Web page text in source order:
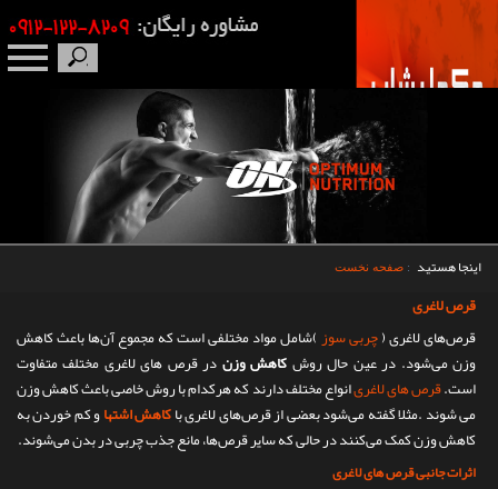
محصولات
مقالات
اینجا هستید : صفحه نخست
قرص لاغری
قرص‌های لاغری (چربی سوز)شامل مواد مختلفی است که مجموع آن‌ها باعث کاهش
وزن می‌شود. در عین حال روشکاهش وزندر قرص های لاغری مختلف متفاوت
است.قرص های لاغریانواع مختلف دارند که هرکدام با روش خاصی باعث کاهش وزن
می شوند .مثلا گفته می‌شود بعضی از قرص‌های لاغری باکاهش اشتهاو کم خوردن به
کاهش وزن کمک می‌کنند در حالی که سایر قرص‌ها، مانع جذب چربی در بدن می‌شوند.
اثرات جانبی قرص های لاغری